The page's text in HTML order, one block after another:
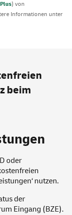
) von
Informationen unter
beim
oder
nutzen.
der
Eingang (BZE).